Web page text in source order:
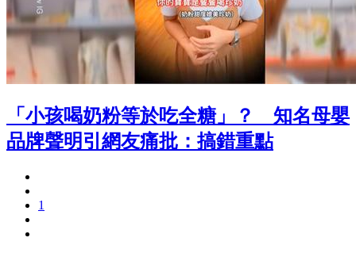
「小孩喝奶粉等於吃全糖」？ 知名母嬰
品牌聲明引網友痛批：搞錯重點
1